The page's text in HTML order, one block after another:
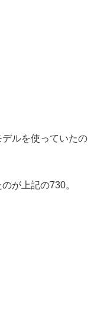
ルを使っていたの
が上記の730。